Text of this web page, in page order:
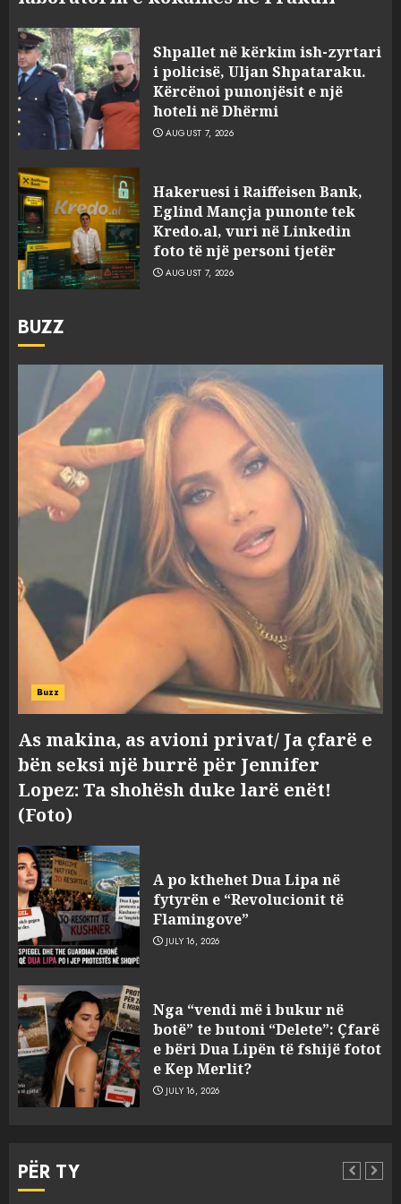
Shpallet në kërkim ish-zyrtari
i policisë, Uljan Shpataraku.
Kërcënoi punonjësit e një
hoteli në Dhërmi
AUGUST 7, 2026
Hakeruesi i Raiffeisen Bank,
Eglind Mançja punonte tek
Kredo.al, vuri në Linkedin
foto të një personi tjetër
AUGUST 7, 2026
BUZZ
Buzz
As makina, as avioni privat/ Ja çfarë e
bën seksi një burrë për Jennifer
Lopez: Ta shohësh duke larë enët!
(Foto)
A po kthehet Dua Lipa në
fytyrën e “Revolucionit të
Flamingove”
JULY 16, 2026
Nga “vendi më i bukur në
botë” te butoni “Delete”: Çfarë
e bëri Dua Lipën të fshijë fotot
e Kep Merlit?
JULY 16, 2026
PËR TY
3
Eglind Mançja punonte tek
Kredo.al, vuri në Linkedin
foto të një personi tjetër
AUGUST 7, 2026
në Shqipëri Sokol Hoxha pas